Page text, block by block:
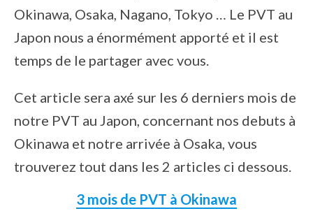
Okinawa, Osaka, Nagano, Tokyo … Le PVT au
Japon nous a énormément apporté et il est
temps de le partager avec vous.
Cet article sera axé sur les 6 derniers mois de
notre PVT au Japon, concernant nos debuts à
Okinawa et notre arrivée à Osaka, vous
trouverez tout dans les 2 articles ci dessous.
3 mois de PVT à Okinawa